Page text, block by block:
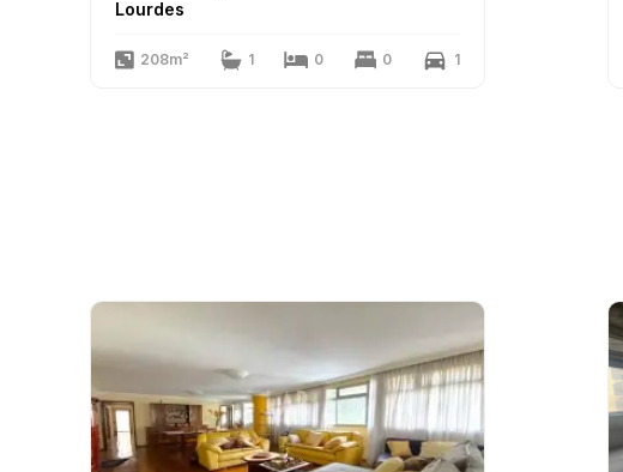
Lourdes
208m² 1 0 0 1